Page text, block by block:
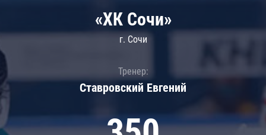
«ХК Сочи»
г. Сочи
Тренер:
Ставровский Евгений